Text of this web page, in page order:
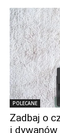
POLECANE
Zadbaj o
i